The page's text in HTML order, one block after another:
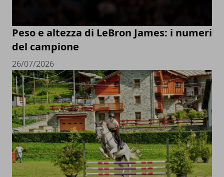
Peso e altezza di LeBron James: i numeri
del campione
26/07/2026